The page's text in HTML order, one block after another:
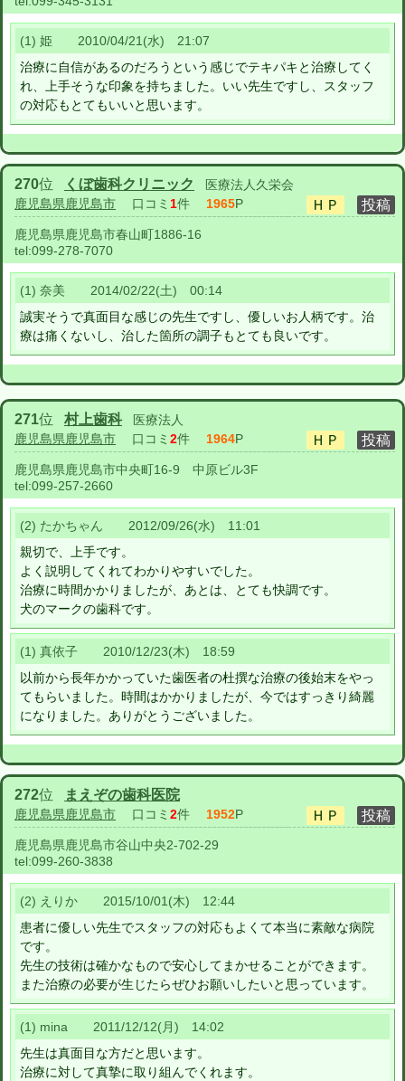
(1) 姫 2010/04/21(水) 21:07
治療に自信があるのだろうという感じでテキパキと治療してく
れ、上手そうな印象を持ちました。いい先生ですし、スタッフ
の対応もとてもいいと思います。
270位 くぼ歯科クリニック
医療法人久栄会
鹿児島県鹿児島市 口コミ 1件 1965P
鹿児島県鹿児島市春山町1886-16
tel:099-278-7070
(1) 奈美 2014/02/22(土) 00:14
誠実そうで真面目な感じの先生ですし、優しいお人柄です。治
療は痛くないし、治した箇所の調子もとても良いです。
271位 村上歯科
医療法人
鹿児島県鹿児島市 口コミ 2件 1964P
鹿児島県鹿児島市中央町16-9 中原ビル3F
tel:099-257-2660
(2) たかちゃん 2012/09/26(水) 11:01
親切で、上手です。
よく説明してくれてわかりやすいでした。
治療に時間かかりましたが、あとは、とても快調です。
犬のマークの歯科です。
(1) 真依子 2010/12/23(木) 18:59
以前から長年かかっていた歯医者の杜撰な治療の後始末をやっ
てもらいました。時間はかかりましたが、今ではすっきり綺麗
になりました。ありがとうございました。
272位 まえぞの歯科医院
鹿児島県鹿児島市 口コミ 2件 1952P
鹿児島県鹿児島市谷山中央2-702-29
tel:099-260-3838
(2) えりか 2015/10/01(木) 12:44
患者に優しい先生でスタッフの対応もよくて本当に素敵な病院
です。
先生の技術は確かなもので安心してまかせることができます。
また治療の必要が生じたらぜひお願いしたいと思っています。
(1) mina 2011/12/12(月) 14:02
先生は真面目な方だと思います。
治療に対して真摯に取り組んでくれます。